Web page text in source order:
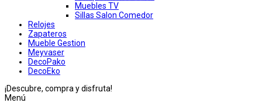
Muebles TV
Sillas Salon Comedor
Relojes
Zapateros
Mueble Gestion
Meyvaser
DecoPako
DecoEko
¡Descubre, compra y disfruta!
Menú